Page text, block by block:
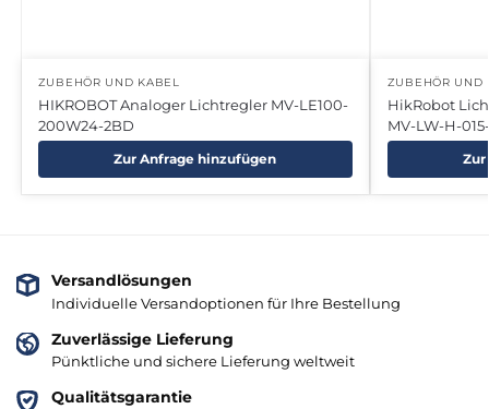
ZUBEHÖR UND KABEL
HIKROBOT Analoger Lichtregler MV-LE100-
200W24-2BD
Zur Anfrage hinzufügen
ZUBEHÖR UND
HikRobot
MV-LW-H-
Versandlösungen
Individuelle Versandoptionen für Ihre Bestellung
Zuverlässige Lieferung
Pünktliche und sichere Lieferung weltweit
Qualitätsgarantie